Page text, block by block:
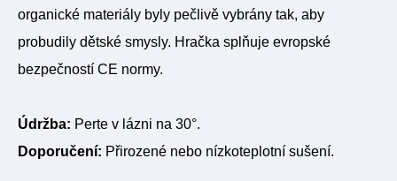
organické materiály byly pečlivě vybrány tak, aby
probudily dětské smysly. Hračka splňuje evropské
bezpečností CE normy.
Údržba: Perte v lázni na 30°.
Doporučení: Přirozené nebo nízkoteplotní sušení.